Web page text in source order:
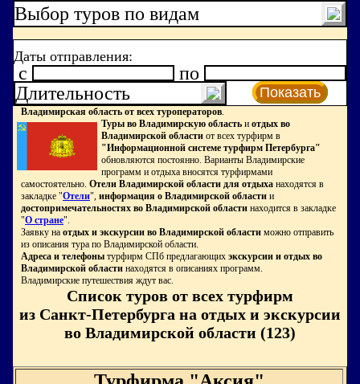
Выбор туров по видам
Даты отправления:
c
по
Длительность
Показать
Владимирская область от всех туроператоров.
Туры во Владимирскую область и отдых во
Владимирской области от всех турфирм в
"Информационной системе турфирм Петербурга"
обновляются постоянно. Варианты Владимирские
программ и отдыха вносятся турфирмами
самостоятельно. Отели Владимирской области для отдыха находятся в
закладке "Отели", информация о Владимирской области и
достопримечательностях во Владимирской области находится в закладке
"О стране".
Заявку на отдых и экскурсии во Владимирской области можно отправить
из описания тура по Владимирской области.
Адреса и телефоны турфирм СПб предлагающих экскурсии и отдых во
Владимирской области находятся в описаниях программ.
Владимирские путешествия ждут вас.
Список туров от всех турфирм
из Санкт-Петербурга на отдых и экскурсии
во Владимирской области (123)